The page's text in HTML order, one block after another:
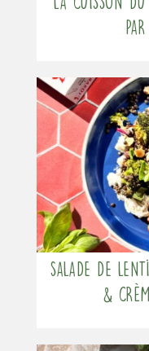
Salade de
&